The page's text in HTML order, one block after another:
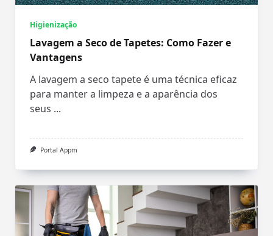
Higienização
Lavagem a Seco de Tapetes: Como Fazer e
Vantagens
A lavagem a seco tapete é uma técnica eficaz
para manter a limpeza e a aparência dos
seus ...
Portal Appm